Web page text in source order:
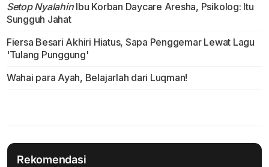
Setop NyalahinIbu Korban Daycare Aresha, Psikolog: Itu
Sungguh Jahat
Fiersa Besari Akhiri Hiatus, Sapa Penggemar Lewat Lagu
'Tulang Punggung'
Wahai para Ayah, Belajarlah dari Luqman!
Rekomendasi